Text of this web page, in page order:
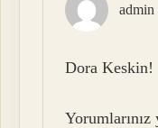
admin
Dora Keskin!
Yorumlarınız